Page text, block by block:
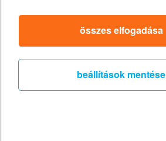
összes elfogadása
beállítások mentése